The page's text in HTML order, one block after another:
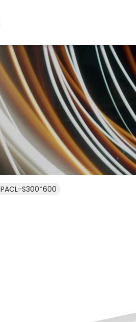
PACL-S300*600